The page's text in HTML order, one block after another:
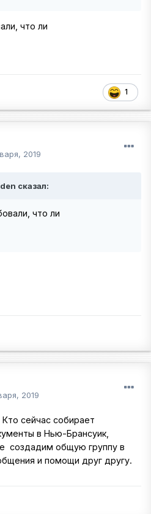
что ли
1
2019
сказал:
что ли
2019
сейчас собирает
в Нью-Брансуик,
создадим общую группу в
и помощи друг другу.